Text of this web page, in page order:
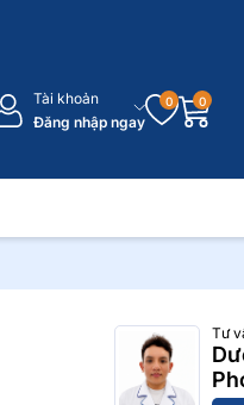
Tài khoản
Đăng nhập ngay
0 0
Tư